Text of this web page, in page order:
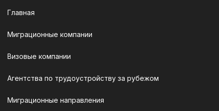
Главная
Миграционные компании
Визовые компании
Агентства по трудоустройству за рубежом
Миграционные направления